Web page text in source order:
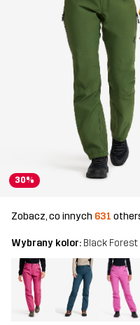
30%
Zobacz, co innych 631
Wybrany kolor: Black Forest